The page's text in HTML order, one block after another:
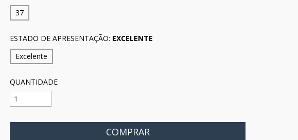
37
ESTADO DE APRESENTAÇÃO: EXCELENTE
Excelente
QUANTIDADE